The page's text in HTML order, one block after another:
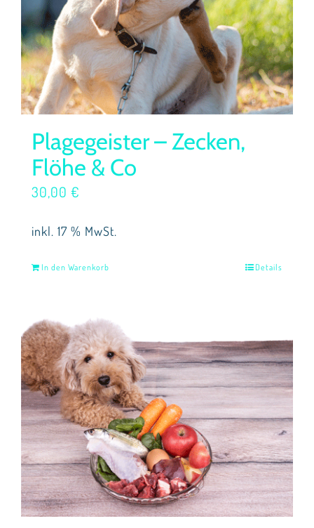
Plagegeister – Zecken,
Flöhe & Co
30,00 €
inkl. 17 % MwSt.
In den Warenkorb Details